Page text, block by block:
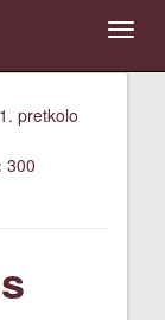
pretkolo
300